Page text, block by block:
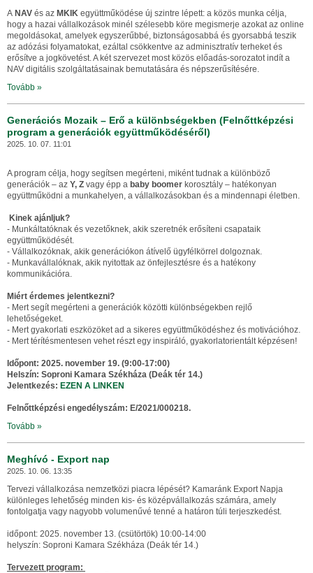
A NAV és az MKIK együttműködése új szintre lépett: a közös munka célja,
hogy a hazai vállalkozások minél szélesebb köre megismerje azokat az online
megoldásokat, amelyek egyszerűbbé, biztonságosabbá és gyorsabbá teszik
az adózási folyamatokat, ezáltal csökkentve az adminisztratív terheket és
erősítve a jogkövetést. A két szervezet most közös előadás-sorozatot indít a
NAV digitális szolgáltatásainak bemutatására és népszerűsítésére.
Tovább »
Generációs Mozaik – Erő a különbségekben (Felnőttképzési
program a generációk együttműködéséről)
2025. 10. 07. 11:01
A program célja, hogy segítsen megérteni, miként tudnak a különböző
generációk – az Y, Z vagy épp a baby boomer korosztály – hatékonyan
együttműködni a munkahelyen, a vállalkozásokban és a mindennapi életben.
Kinek ajánljuk?
- Munkáltatóknak és vezetőknek, akik szeretnék erősíteni csapataik
együttműködését.
- Vállalkozóknak, akik generációkon átívelő ügyfélkörrel dolgoznak.
- Munkavállalóknak, akik nyitottak az önfejlesztésre és a hatékony
kommunikációra.
Miért érdemes jelentkezni?
- Mert segít megérteni a generációk közötti különbségekben rejlő
lehetőségeket.
- Mert gyakorlati eszközöket ad a sikeres együttműködéshez és motivációhoz.
- Mert térítésmentesen vehet részt egy inspiráló, gyakorlatorientált képzésen!
Időpont: 2025. november 19. (9:00-17:00)
Helszín: Soproni Kamara Székháza (Deák tér 14.)
Jelentkezés: EZEN A LINKEN
Felnőttképzési engedélyszám: E/2021/000218.
Tovább »
Meghívó - Export nap
2025. 10. 06. 13:35
Tervezi vállalkozása nemzetközi piacra lépését? Kamaránk Export Napja
különleges lehetőség minden kis- és középvállalkozás számára, amely
fontolgatja vagy nagyobb volumenűvé tenné a határon túli terjeszkedést.
időpont: 2025. november 13. (csütörtök) 10:00-14:00
helyszín: Soproni Kamara Székháza (Deák tér 14.)
Tervezett program: